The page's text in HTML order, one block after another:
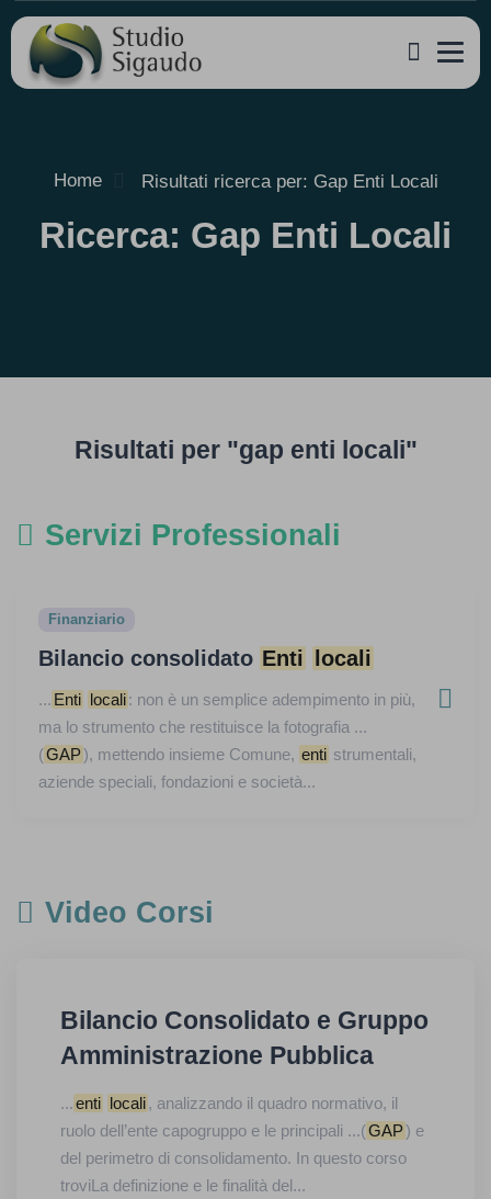
Home Risultati ricerca per: Gap Enti Locali
Ricerca: Gap Enti Locali
Risultati per "gap enti locali"
Servizi Professionali
Finanziario
Bilancio consolidato Enti locali
... Enti locali: non è un semplice adempimento in più,
ma lo strumento che restituisce la fotografia ...
(GAP), mettendo insieme Comune, enti strumentali,
aziende speciali, fondazioni e società...
Video Corsi
Bilancio Consolidato e Gruppo
Amministrazione Pubblica
...enti locali, analizzando il quadro normativo, il
ruolo dell’ente capogruppo e le principali ...(GAP) e
del perimetro di consolidamento. In questo corso
troviLa definizione e le finalità del...